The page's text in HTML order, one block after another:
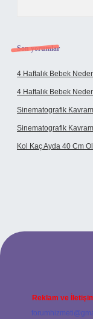
Son yorumlar
4 Haftalık Bebek
4 Haftalık Bebek
Sinematografik
Sinematografik
Kol Kaç Ayda 40 Cm
Reklam ve